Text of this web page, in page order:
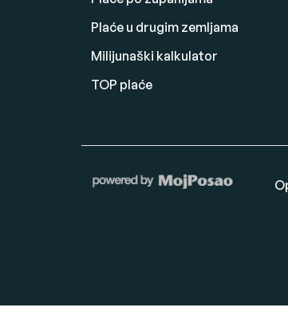
Plaće u drugim zemljama
Milijunaški kalkulator
TOP plaće